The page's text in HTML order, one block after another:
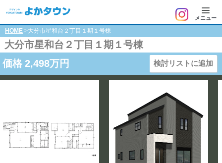
メニュー
HOME >大分市星和台２丁目１期１号棟
大分市星和台２丁目１期１号棟
価格 2,498万円 検討リストに追加